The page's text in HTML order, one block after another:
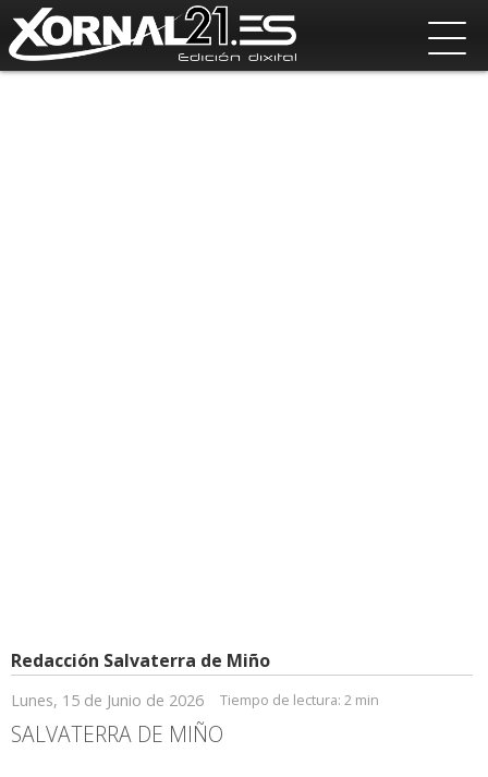
Redacción Salvaterra de Miño
Lunes, 15 de Junio de 2026 Tiempo de lectura: 2 min
SALVATERRA DE MIÑO